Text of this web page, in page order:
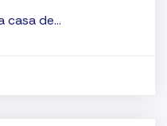
casa de…